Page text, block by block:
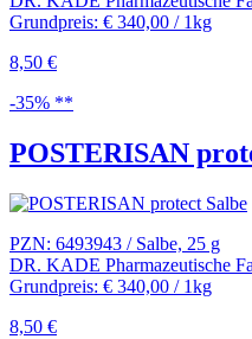
Grundpreis: € 340,00 / 1kg
8,50 €
-35% **
POSTERISAN
PZN: 6493943 / Salbe, 25 g
DR. KADE Pharmazeutische
Grundpreis: € 340,00 / 1kg
8,50 €